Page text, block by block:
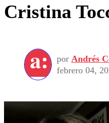
Cristina
por Andrés
febrero 04,